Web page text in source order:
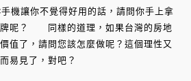
機讓你不覺得好用的話，請問你手上拿
牌呢？ 同樣的道理，如果台灣的房地
值了，請問您該怎麼做呢？這個理性又
易見了，對吧？